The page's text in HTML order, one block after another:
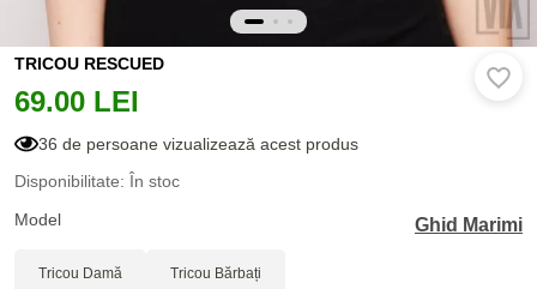
TRICOU RESCUED
69.00 LEI
36 de persoane vizualizează acest produs
Disponibilitate: În stoc
Model
Ghid Marimi
Tricou Damă Tricou Bărbați